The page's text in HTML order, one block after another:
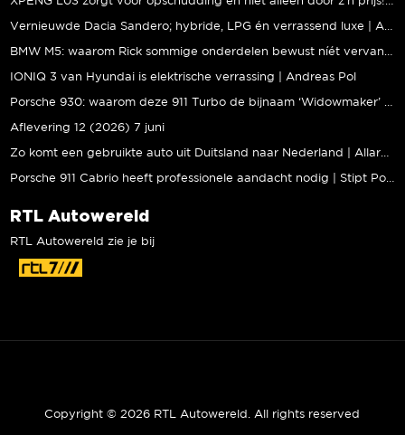
IONIQ 3 van Hyundai is elektrische verrassing | Andreas Pol
Aflevering 12 (2026) 7 juni
RTL Autowereld
RTL Autowereld zie je bij
Copyright © 2026 RTL Autowereld. All rights reserved